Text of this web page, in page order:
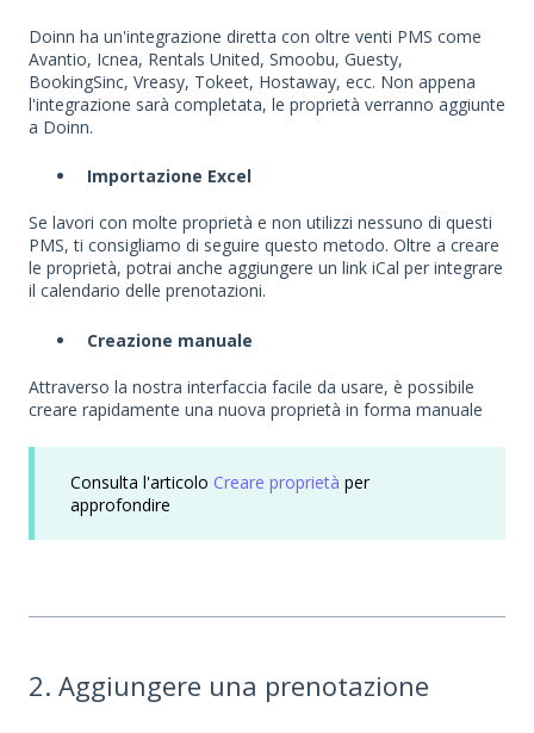
Doinn ha un'integrazione diretta con oltre venti PMS come
Avantio, Icnea, Rentals United, Smoobu, Guesty,
BookingSinc, Vreasy, Tokeet, Hostaway, ecc. Non appena
l'integrazione sarà completata, le proprietà verranno aggiunte
a Doinn.
Importazione Excel
Se lavori con molte proprietà e non utilizzi nessuno di questi
PMS, ti consigliamo di seguire questo metodo. Oltre a creare
le proprietà, potrai anche aggiungere un link iCal per integrare
il calendario delle prenotazioni.
Creazione manuale
Attraverso la nostra interfaccia facile da usare, è possibile
creare rapidamente una nuova proprietà in forma manuale
Consulta l'articolo Creare proprietà per
approfondire
2. Aggiungere una prenotazione